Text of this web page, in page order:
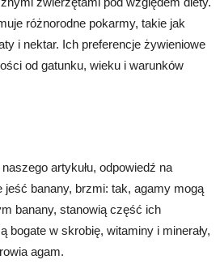
różnorodne pokarmy, takie jak
i nektar. Ich preferencje żywieniowe
od gatunku, wieku i warunków
artykułu, odpowiedź na
jeść banany, brzmi: tak, agamy mogą
banany, stanowią część ich
bogate w skrobię, witaminy i minerały,
agam.